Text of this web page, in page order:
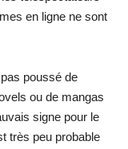
en ligne ne sont
pas poussé de
ou de mangas
signe pour le
très peu probable